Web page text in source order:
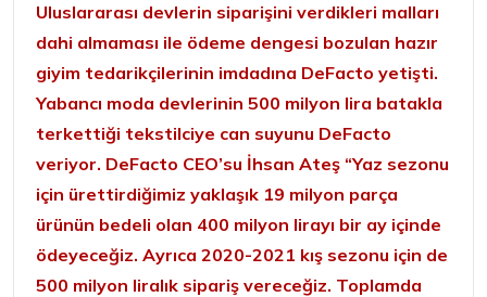
Uluslararası devlerin siparişini verdikleri malları
dahi almaması ile ödeme dengesi bozulan hazır
giyim tedarikçilerinin imdadına DeFacto yetişti.
Yabancı moda devlerinin 500 milyon lira batakla
terkettiği tekstilciye can suyunu DeFacto
veriyor. DeFacto CEO’su İhsan Ateş “Yaz sezonu
için ürettirdiğimiz yaklaşık 19 milyon parça
ürünün bedeli olan 400 milyon lirayı bir ay içinde
ödeyeceğiz. Ayrıca 2020-2021 kış sezonu için de
500 milyon liralık sipariş vereceğiz. Toplamda